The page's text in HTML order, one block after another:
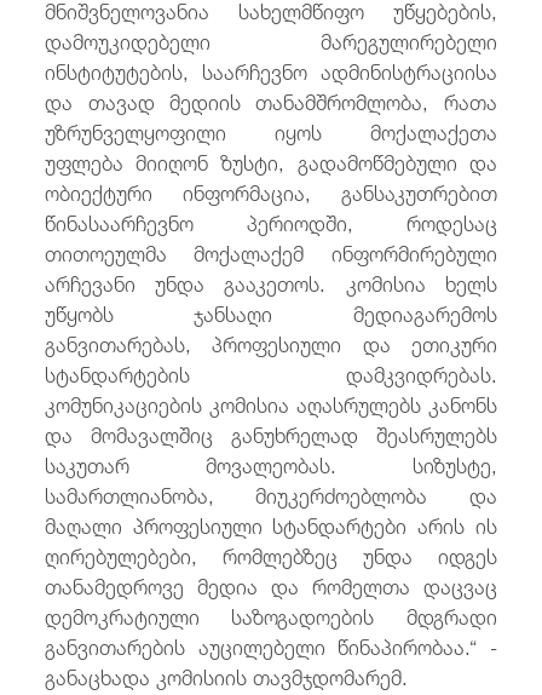
მნიშვნელოვანია სახელმწიფო უწყებების,
დამოუკიდებელი მარეგულირებელი
ინსტიტუტების, საარჩევნო ადმინისტრაციისა
და თავად მედიის თანამშრომლობა, რათა
უზრუნველყოფილი იყოს მოქალაქეთა
უფლება მიიღონ ზუსტი, გადამოწმებული და
ობიექტური ინფორმაცია, განსაკუთრებით
წინასაარჩევნო პერიოდში, როდესაც
თითოეულმა მოქალაქემ ინფორმირებული
არჩევანი უნდა გააკეთოს. კომისია ხელს
უწყობს ჯანსაღი მედიაგარემოს
განვითარებას, პროფესიული და ეთიკური
სტანდარტების დამკვიდრებას.
კომუნიკაციების კომისია აღასრულებს კანონს
და მომავალშიც განუხრელად შეასრულებს
საკუთარ მოვალეობას. სიზუსტე,
სამართლიანობა, მიუკერძოებლობა და
მაღალი პროფესიული სტანდარტები არის ის
ღირებულებები, რომლებზეც უნდა იდგეს
თანამედროვე მედია და რომელთა დაცვაც
დემოკრატიული საზოგადოების მდგრადი
განვითარების აუცილებელი წინაპირობაა.“ -
განაცხადა კომისიის თავმჯდომარემ.